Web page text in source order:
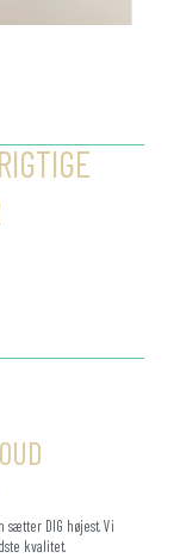
DIG højest. Vi
kvalitet.